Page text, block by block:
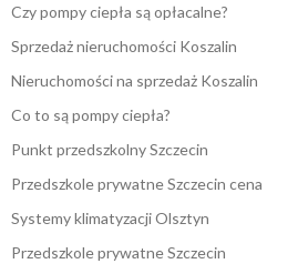
Czy pompy ciepła są opłacalne?
Sprzedaż nieruchomości Koszalin
Nieruchomości na sprzedaż Koszalin
Co to są pompy ciepła?
Punkt przedszkolny Szczecin
Przedszkole prywatne Szczecin cena
Systemy klimatyzacji Olsztyn
Przedszkole prywatne Szczecin